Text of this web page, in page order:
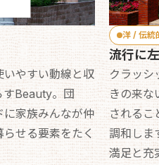
やすい動線と収
すBeauty。団
家族みんなが仲
せる要素をたく
洋 / 伝統
流行に
クラッシ
きの来な
されるこ
調和しま
満足と充